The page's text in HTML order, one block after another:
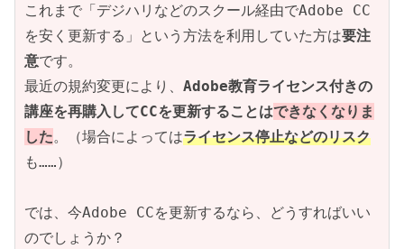
これまで「デジハリなどのスクール経由でAdobe CC
を安く更新する」という方法を利用していた方は要注
意です。
最近の規約変更により、 Adobe教育ライセンス付きの
講座を再購入してCCを更新することはできなくなりま
した。（場合によってはライセンス停止などのリスク
も……）
では、今Adobe CCを更新するなら、どうすればいい
のでしょうか？